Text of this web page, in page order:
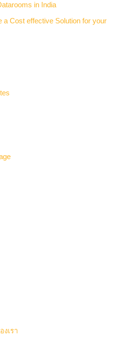
in India
a Cost effective Solution for your
เรา